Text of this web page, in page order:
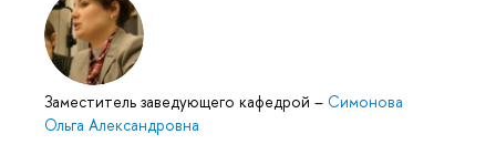
Заместитель заведующего кафедрой – Симонова
Ольга Александровна